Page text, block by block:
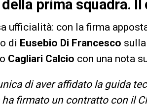
prima squadra. Il
ufficialità: con la firma
di Eusebio Di Francesco
Cagliari Calcio con una nota
di aver affidato la guida
firmato un contratto con il